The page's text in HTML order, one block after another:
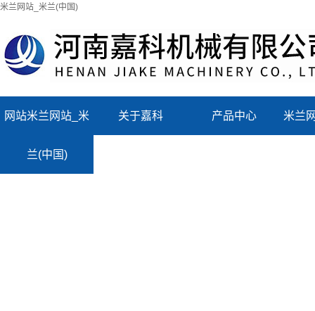
米兰网站_米兰(中国)
网站米兰网站_米
兰(中国)
关于嘉科 产品中心 米兰